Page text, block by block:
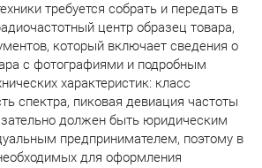
требуется собрать и передать в
центр образец товара,
который включает сведения о
с фотографиями и подробным
характеристик: класс
спектра, пиковая девиация частоты
должен быть юридическим
предпринимателем, поэтому в
для оформления